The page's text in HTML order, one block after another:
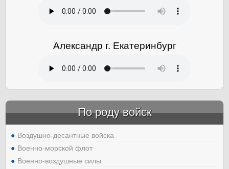
Александр г. Екатеринбург
По роду войск
Воздушно-десантные войска
Военно-морской флот
Военно-воздушные силы